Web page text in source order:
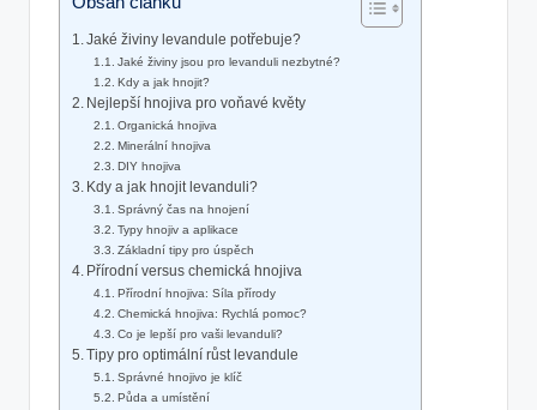
Jaké živiny levandule potřebuje?
Jaké živiny jsou pro levanduli nezbytné?
Kdy a jak hnojit?
Nejlepší hnojiva pro voňavé květy
Organická hnojiva
Minerální hnojiva
DIY hnojiva
Kdy a jak hnojit levanduli?
Správný čas na hnojení
Typy hnojiv a aplikace
Základní tipy pro úspěch
Přírodní versus chemická hnojiva
Přírodní hnojiva: Síla přírody
Chemická hnojiva: Rychlá pomoc?
Co je lepší pro vaši levanduli?
Tipy pro optimální růst levandule
Správné hnojivo je klíč
Půda a umístění